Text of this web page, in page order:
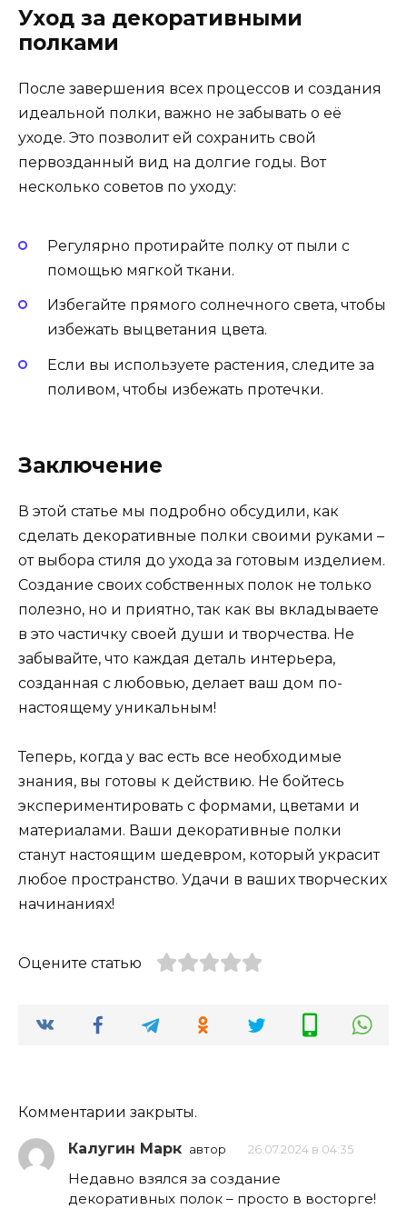
Уход за декоративными
полками
После завершения всех процессов и создания
идеальной полки, важно не забывать о её
уходе. Это позволит ей сохранить свой
первозданный вид на долгие годы. Вот
несколько советов по уходу:
Регулярно протирайте полку от пыли с
помощью мягкой ткани.
Избегайте прямого солнечного света, чтобы
избежать выцветания цвета.
Если вы используете растения, следите за
поливом, чтобы избежать протечки.
Заключение
В этой статье мы подробно обсудили, как
сделать декоративные полки своими руками –
от выбора стиля до ухода за готовым изделием.
Создание своих собственных полок не только
полезно, но и приятно, так как вы вкладываете
в это частичку своей души и творчества. Не
забывайте, что каждая деталь интерьера,
созданная с любовью, делает ваш дом по-
настоящему уникальным!
Теперь, когда у вас есть все необходимые
знания, вы готовы к действию. Не бойтесь
экспериментировать с формами, цветами и
материалами. Ваши декоративные полки
станут настоящим шедевром, который украсит
любое пространство. Удачи в ваших творческих
начинаниях!
Оцените статью
Комментарии закрыты.
Калугин Марк автор 26.07.2024 в 04:35
Недавно взялся за создание
декоративных полок – просто в восторге!